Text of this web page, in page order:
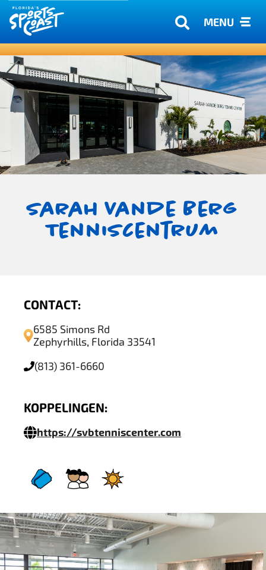
MENU
Sarah Vande Berg
Tenniscentrum
CONTACT:
6585 Simons Rd
Zephyrhills, Florida 33541
(813) 361-6660
KOPPELINGEN:
https://svbtenniscenter.com